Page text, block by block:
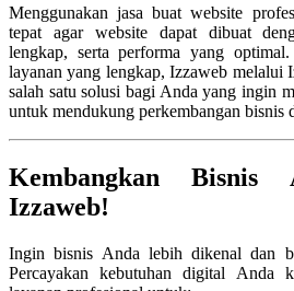
Menggunakan jasa buat website
tepat agar website dapat dibuat
lengkap, serta performa yang
layanan yang lengkap,Izzaweb melalui
salah satu solusi bagi Anda yang ingin
untuk mendukung perkembangan bisnis
Kembangkan Bisnis
Izzaweb!
Ingin bisnis Anda lebih dikenal dan
Percayakan kebutuhan digital Anda